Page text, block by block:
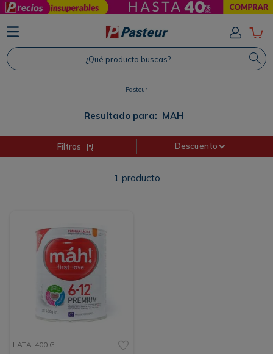
¿Qué producto buscas?
Pasteur
Resultado para: MAH
Filtros Descuento
1 producto
LATA 400 G
TÉRMINOS MÁS BUSCADOS
1. Protector Solar
2. Proteina